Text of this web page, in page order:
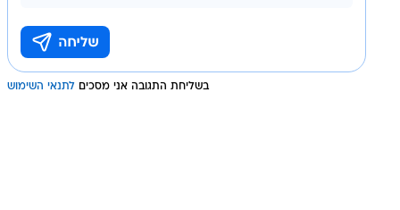
בשליחת התגובה אני מסכים לתנאי השימוש